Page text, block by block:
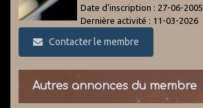
Date d'inscription : 27-06-2005
Dernière activité : 11-03-2026
Contacter le membre
Autres annonces du membre